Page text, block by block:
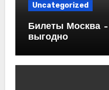
Uncategorized
Билеты Москва –
выгодно